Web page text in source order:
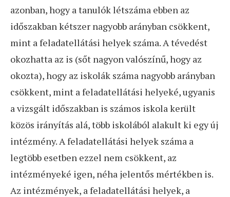
azonban, hogy a tanulók létszáma ebben az
időszakban kétszer nagyobb arányban csökkent,
mint a feladatellátási helyek száma. A tévedést
okozhatta az is (sőt nagyon valószínű, hogy az
okozta), hogy az iskolák száma nagyobb arányban
csökkent, mint a feladatellátási helyeké, ugyanis
a vizsgált időszakban is számos iskola került
közös irányítás alá, több iskolából alakult ki egy új
intézmény. A feladatellátási helyek száma a
legtöbb esetben ezzel nem csökkent, az
intézményeké igen, néha jelentős mértékben is.
Az intézmények, a feladatellátási helyek, a